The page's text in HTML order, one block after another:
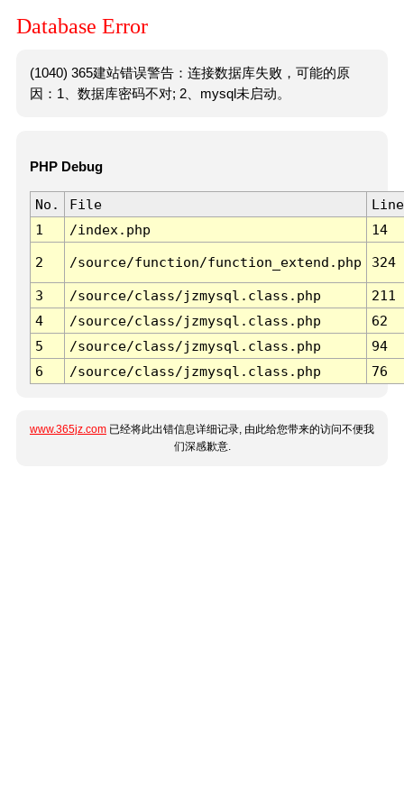
Database Error
(1040) 365建站错误警告：连接数据库失败，可能的原
因：1、数据库密码不对; 2、mysql未启动。
PHP Debug
No. File
Line
1
/index.php 14
2 /source/function/function_extend.php 324
3 /source/class/jzmysql.class.php
211
4
/source/class/jzmysql.class.php
62
5
/source/class/jzmysql.class.php
94
6
/source/class/jzmysql.class.php 76
www.365jz.com 已经将此出错信息详细记录, 由此给您带来的访问不便我
们深感歉意.